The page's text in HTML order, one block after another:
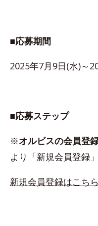
■応募期間
2025年7月9日(水)～
■応募ステップ
※オルビスの会員登
より「新規会員登録
新規会員登録はこちら